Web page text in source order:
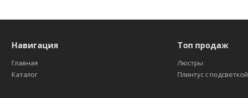
Навигация
Главная
Каталог
Топ продаж
Люстры
Плинтус с подсветкой